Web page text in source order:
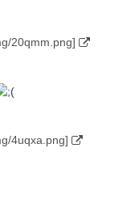
20qmm.png]
4uqxa.png]